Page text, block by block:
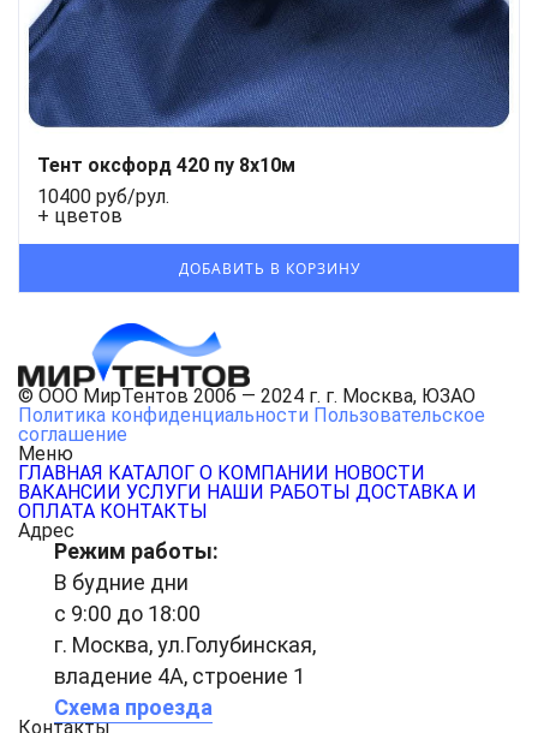
Тент оксфорд 420 пу 8х10м
10400 руб/рул.
+ цветов
© ООО МирТентов 2006 — 2024 г. г. Москва, ЮЗАО
Политика конфиденциальности Пользовательское
соглашение
Меню
ГЛАВНАЯ КАТАЛОГ О КОМПАНИИ НОВОСТИ
ВАКАНСИИ УСЛУГИ НАШИ РАБОТЫ ДОСТАВКА И
ОПЛАТА КОНТАКТЫ
Адрес
Режим работы:
В будние дни
с 9:00 до 18:00
г. Москва, ул.Голубинская,
владение 4А, строение 1
Схема проезда
Контакты